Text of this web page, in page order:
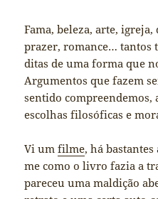
Fama, beleza, arte,
prazer, romance… tantos
ditas de uma forma que
Argumentos que fazem
sentido compreendemos,
escolhas filosóficas e
Vi umfilme, há
me como o livro fazia a
pareceu uma maldição